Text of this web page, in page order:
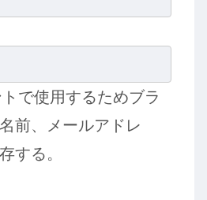
で使用するためブラ
前、メールアドレ
する。